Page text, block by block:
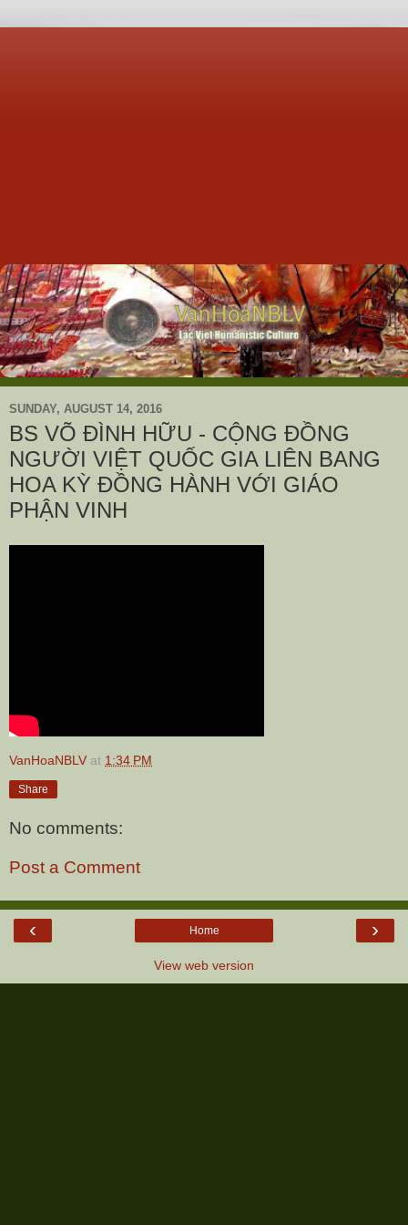
SUNDAY, AUGUST 14, 2016
BS VÕ ĐÌNH HỮU - CỘNG ĐỒNG
NGƯỜI VIỆT QUỐC GIA LIÊN BANG
HOA KỲ ĐỒNG HÀNH VỚI GIÁO
PHẬN VINH
VanHoaNBLV at 1:34 PM
Share
No comments:
Post a Comment
‹ ›
Home
View web version